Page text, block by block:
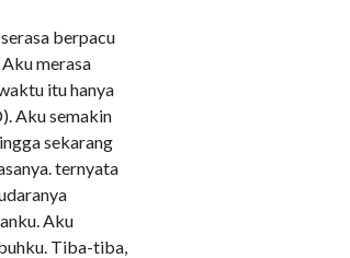
berpacu
merasa
itu hanya
Aku semakin
sekarang
ternyata
Aku
Tiba-tiba,